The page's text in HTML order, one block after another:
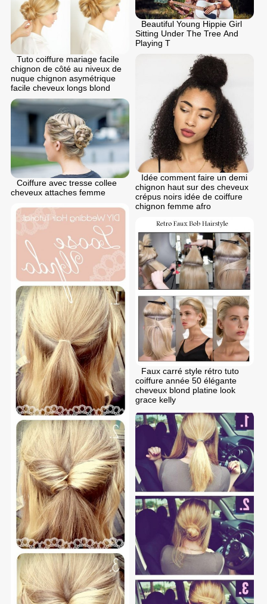
Tuto coiffure mariage facile
chignon de côté au niveux de
nuque chignon asymétrique
facile cheveux longs blond
Beautiful Young Hippie Girl
Sitting Under The Tree And
Playing T
Idée comment faire un demi
chignon haut sur des cheveux
crépus noirs idée de coiffure
chignon femme afro
Coiffure avec tresse collee
cheveux attaches femme
Faux carré style rétro tuto
coiffure année 50 élégante
cheveux blond platine look
grace kelly